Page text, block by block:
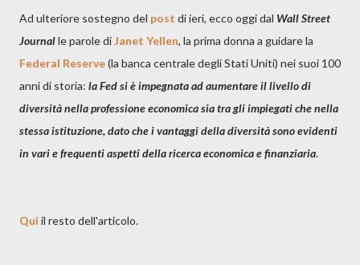
Ad ulteriore sostegno del post di ieri, ecco oggi dal Wall Street
Journalle parole diJanet Yellen, la prima donna a guidare la
Federal Reserve(la banca centrale degli Stati Uniti) nei suoi 100
anni di storia: la Fed si è impegnata ad aumentare il livello di
diversità nella professione economica sia tra gli impiegati che nella
stessa istituzione, dato che i vantaggi della diversità sono evidenti
in vari e frequenti aspetti della ricerca economica e finanziaria.
Qui il resto dell'articolo.